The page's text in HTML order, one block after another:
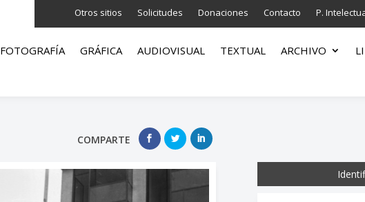
Otros sitios Solicitudes Donaciones Contacto P.
FOTOGRAFÍA GRÁFICA AUDIOVISUAL TEXTUAL ARCHIVO
COMPARTE